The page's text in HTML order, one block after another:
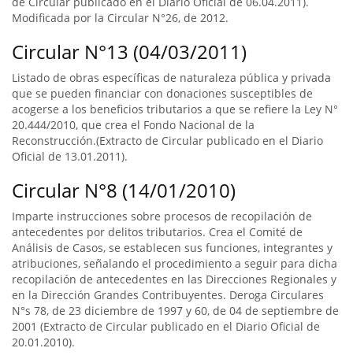
Modificada por la Circular N°26, de 2012.
Circular N°13 (04/03/2011)
Listado de obras específicas de naturaleza pública y privada
que se pueden financiar con donaciones susceptibles de
acogerse a los beneficios tributarios a que se refiere la Ley N°
20.444/2010, que crea el Fondo Nacional de la
Reconstrucción.(Extracto de Circular publicado en el Diario
Oficial de 13.01.2011).
Circular N°8 (14/01/2010)
Imparte instrucciones sobre procesos de recopilación de
antecedentes por delitos tributarios. Crea el Comité de
Análisis de Casos, se establecen sus funciones, integrantes y
atribuciones, señalando el procedimiento a seguir para dicha
recopilación de antecedentes en las Direcciones Regionales y
en la Dirección Grandes Contribuyentes. Deroga Circulares
N°s 78, de 23 diciembre de 1997 y 60, de 04 de septiembre de
2001 (Extracto de Circular publicado en el Diario Oficial de
20.01.2010).